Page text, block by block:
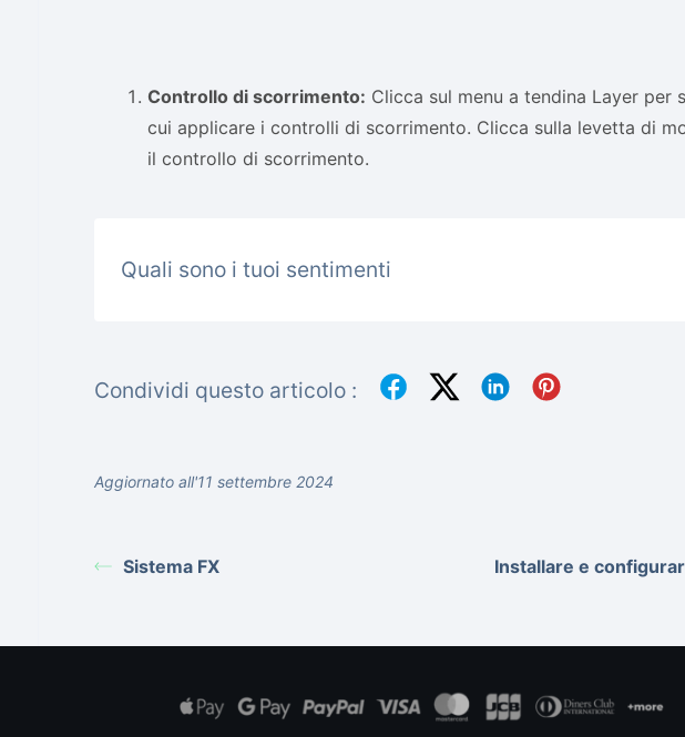
Controllo di scorrimento: Clicca sul menu a tendina Layer per
cui applicare i controlli di scorrimento. Clicca sulla levetta di
il controllo di scorrimento.
Quali sono i tuoi sentimenti
Condividi questo articolo :
Aggiornato all'11 settembre 2024
Sistema FX Installare e